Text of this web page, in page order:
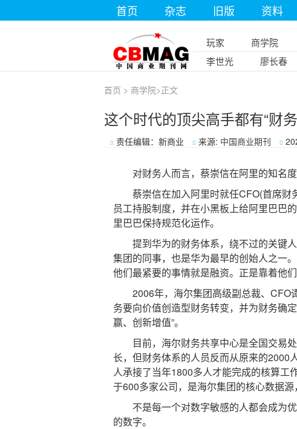
首页 杂志 旧版 资料
玩家 商学院
李世光
廖长春
首页 > 商学院>正文
这个时代的顶尖高手都有“财
责任编辑：新商业 来源: 中国商业期刊
对财务人而言，蔡崇信在阿里的知名度
蔡崇信在加入阿里时就任CFO(首席财
员工持股制度，并在小黑板上给阿里巴巴
里巴巴保持规范化运作。
提到华为的财务体系，绕不过的关键人
集团的同事，也是华为最早的创始人之一
他们最紧要的事情就是融资。正是靠着他
2006年，海尔集团高级副总裁、CFO
务要向价值创造型财务转变，并为财务确
赢、创新增值”。
目前，海尔财务共享中心是全国交易处
长，但财务体系的人员反而从原来的2000
人承接了当年1800多人才能完成的核算工
于600多家公司，是海尔集团的核心数据源
不是每一个对数字敏感的人都会成为优
的数字。